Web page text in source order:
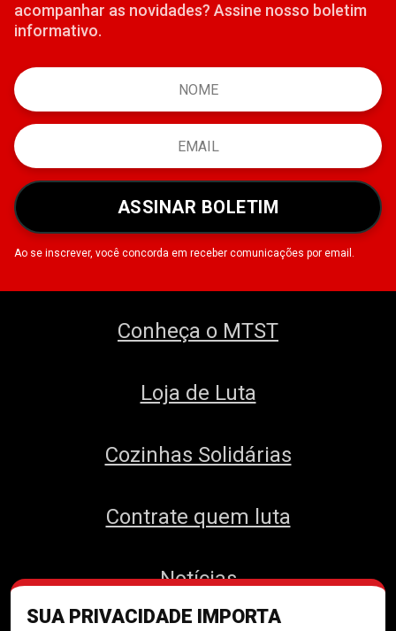
SUA PRIVACIDADE IMPORTA
acompanhar as novidades? Assine nosso boletim
informativo.
ASSINAR BOLETIM
Ao se inscrever, você concorda em receber comunicações por email.
Conheça o MTST
Loja de Luta
Cozinhas Solidárias
Contrate quem luta
Notícias